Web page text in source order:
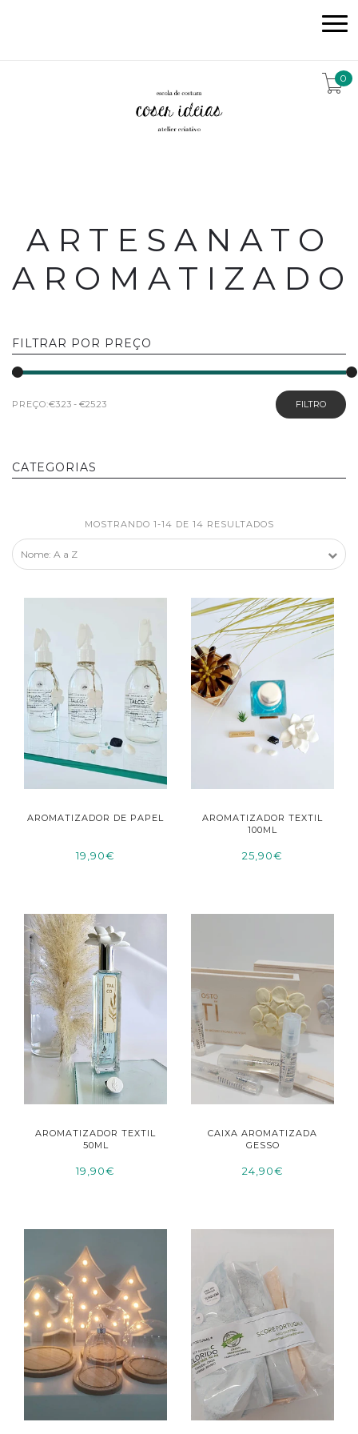
0
ARTESANATO
AROMATIZADO
FILTRAR POR PREÇO
PREÇO: FILTRO
CATEGORIAS
MOSTRANDO 1-14 DE 14 RESULTADOS
AROMATIZADOR DE PAPEL
19,90€
AROMATIZADOR TEXTIL
100ML
25,90€
AROMATIZADOR TEXTIL
50ML
19,90€
CAIXA AROMATIZADA
GESSO
24,90€